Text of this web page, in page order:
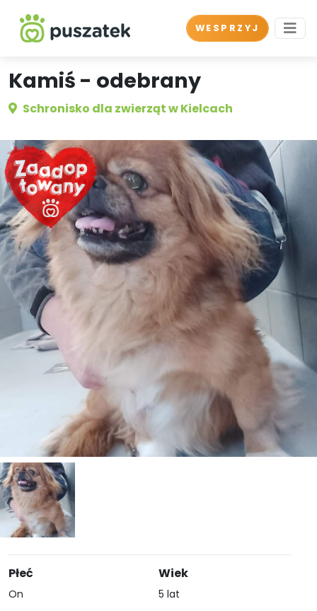
WESPRZYJ
Kamiś - odebrany
Schronisko dla zwierząt w Kielcach
Płeć
On
Wiek
5 lat